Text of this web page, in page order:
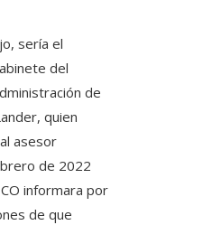
sería el
del
de
quien
asesor
de 2022
informara por
de que